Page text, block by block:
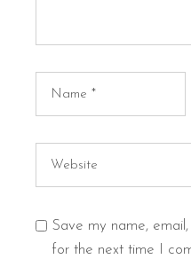
Save my name,
for the next time I